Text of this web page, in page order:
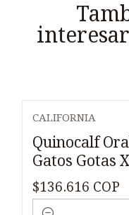
CALIFORNIA
Quinocalf
Gatos Gotas
$136.616 COP